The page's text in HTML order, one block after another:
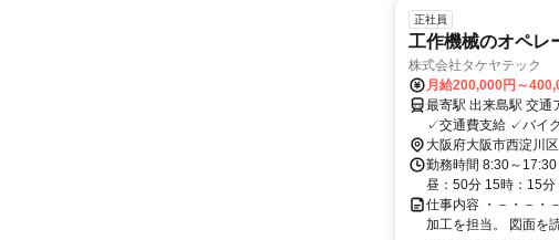
正社員
工作機械のオペレ
株式会社タケヤテック
月給200,000円～
最寄駅 出来島駅 交通アクセス 阪神なんば線「出来島駅」より徒歩10分 ＜POINT＞
✓交通費支給
大阪府大阪市西淀川区
勤務時間 8:30～
昼：50分 15時：15
仕事内容 ・－・－・
加工を担当。 図面を